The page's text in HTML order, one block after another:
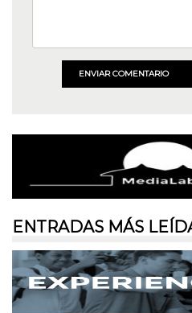
ENVIAR COMENTARIO
ENTRADAS MÁS